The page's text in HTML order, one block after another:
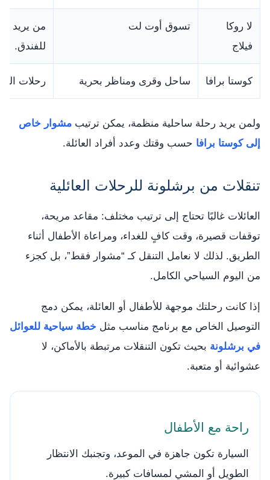
لا روكا
فيلاج
تسوق أوت لت
من يريد
للفندق.
كوستا برافا ساحل وقرى ومناظر بحرية رحلات
ولمن يريد رحلة ساحلية منظمة، يمكن ترتيب مشوار خاص
إلى كوستا برافا حسب وقتك وعدد أفراد العائلة.
تنقلات من برشلونة للرحلات العائلية
العائلات غالبًا تحتاج إلى ترتيب مختلف: مقاعد مريحة،
توقفات قصيرة، وقت كافٍ للغداء، ومراعاة الأطفال أثناء
الطريق. لذلك لا نعامل التنقل كـ “مشوار فقط”، بل كجزء
من اليوم السياحي الكامل.
إذا كانت رحلتك موجهة للأطفال أو العائلة، يمكن دمج
التوصيل الخاص مع برنامج مناسب مثل خطة سياحية للعوائل
في برشلونة بحيث تكون التنقلات مرتبطة بالأماكن، لا
عشوائية أو متعبة.
راحة مع الأطفال
السيارة تكون جاهزة في الموعد، وتجنبك الانتظار
الطويل أو المشي لمسافات كبيرة.